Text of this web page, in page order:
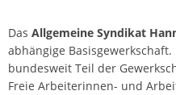
Das Allgemeine Syndikat
abhängige Basis­gewerkschaft.
bundesweit Teil der
Freie Arbeiterinnen- und